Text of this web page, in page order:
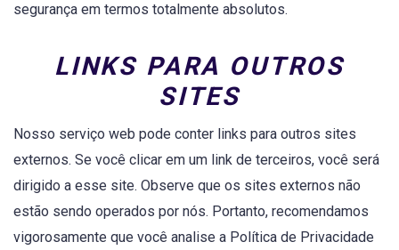
segurança em termos totalmente absolutos.
LINKS PARA OUTROS
SITES
Nosso serviço web pode conter links para outros sites
externos. Se você clicar em um link de terceiros, você será
dirigido a esse site. Observe que os sites externos não
estão sendo operados por nós. Portanto, recomendamos
vigorosamente que você analise a Política de Privacidade